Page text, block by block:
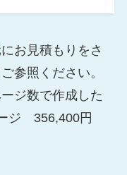
お見積もりをさ
参照ください。
ジ数で作成した
ジ 356,400円